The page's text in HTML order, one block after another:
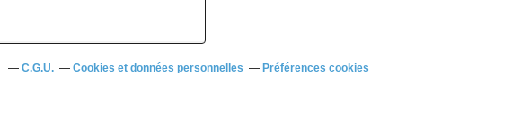
C.G.U. Cookies et données personnelles Préférences cookies